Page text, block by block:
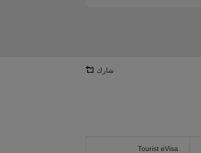
شارك
Tourist eVisa